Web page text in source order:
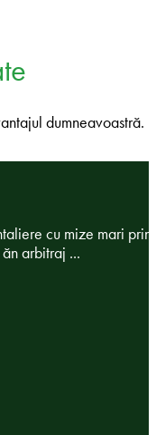
dumneavoastră.
cu mize mari prin
arbitraj ...